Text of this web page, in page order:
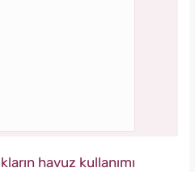
havuz kullanımı